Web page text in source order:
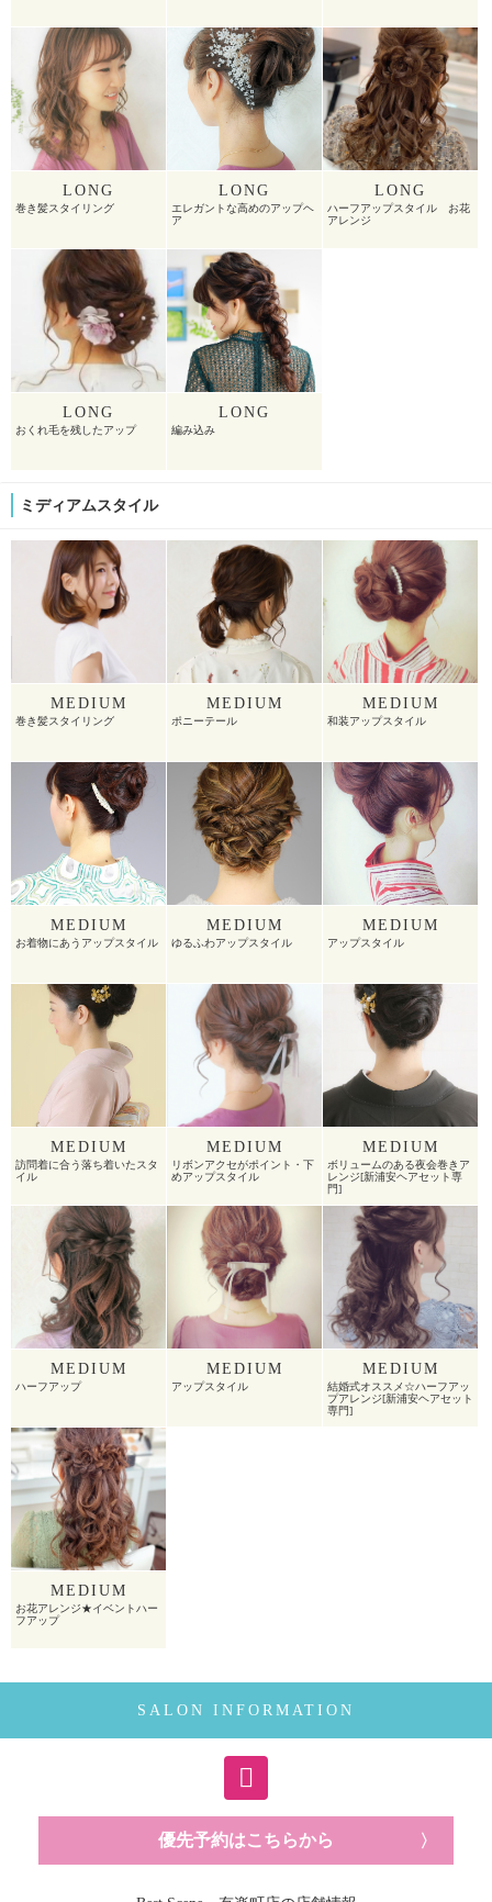
LONG
巻き髪スタイリング
LONG
エレガントな高めのアップヘ
ア
LONG
ハーフアップスタイル お花
アレンジ
LONG
おくれ毛を残したアップ
LONG
編み込み
ミディアムスタイル
MEDIUM
巻き髪スタイリング
MEDIUM
ポニーテール
MEDIUM
和装アップスタイル
MEDIUM
お着物にあうアップスタイル
MEDIUM
ゆるふわアップスタイル
MEDIUM
アップスタイル
MEDIUM
訪問着に合う落ち着いたスタ
イル
MEDIUM
リボンアクセがポイント・下
めアップスタイル
MEDIUM
ボリュームのある夜会巻きア
レンジ[新浦安ヘアセット専
門]
MEDIUM
ハーフアップ
MEDIUM
アップスタイル
MEDIUM
結婚式オススメ☆ハーフアッ
プアレンジ[新浦安ヘアセット
専門]
MEDIUM
お花アレンジ★イベントハー
フアップ
SALON INFORMATION
優先予約はこちらから